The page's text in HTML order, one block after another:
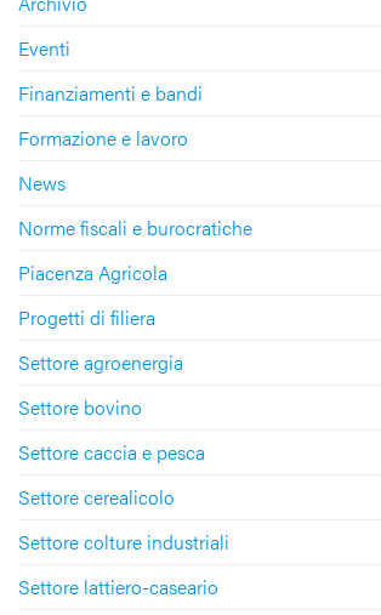
Eventi
Finanziamenti e bandi
Formazione e lavoro
News
Norme fiscali e burocratiche
Piacenza Agricola
Progetti di filiera
Settore agroenergia
Settore bovino
Settore caccia e pesca
Settore cerealicolo
Settore colture industriali
Settore lattiero-caseario